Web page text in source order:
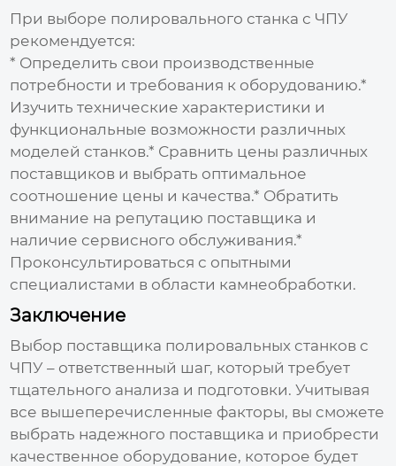
При выборе полировального станка с ЧПУ
рекомендуется:
* Определить свои производственные
потребности и требования к оборудованию.*
Изучить технические характеристики и
функциональные возможности различных
моделей станков.* Сравнить цены различных
поставщиков и выбрать оптимальное
соотношение цены и качества.* Обратить
внимание на репутацию поставщика и
наличие сервисного обслуживания.*
Проконсультироваться с опытными
специалистами в области камнеобработки.
Заключение
Выбор поставщика полировальных станков с
ЧПУ – ответственный шаг, который требует
тщательного анализа и подготовки. Учитывая
все вышеперечисленные факторы, вы сможете
выбрать надежного поставщика и приобрести
качественное оборудование, которое будет